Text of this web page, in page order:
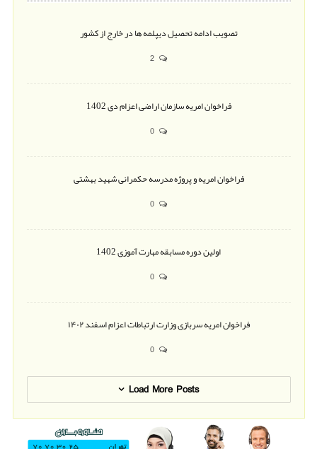
تصویب ادامه تحصیل دیپلمه ها در خارج از کشور
فراخوان امریه سازمان اراضی اعزام دی 1402
فراخوان امریه و پروژه مدرسه حکمرانی شهید بهشتی
اولین دوره مسابقه مهارت آموزی 1402
فراخوان امریه سربازی وزارت ارتباطات اعزام اسفند ۱۴۰۲
Load More Posts